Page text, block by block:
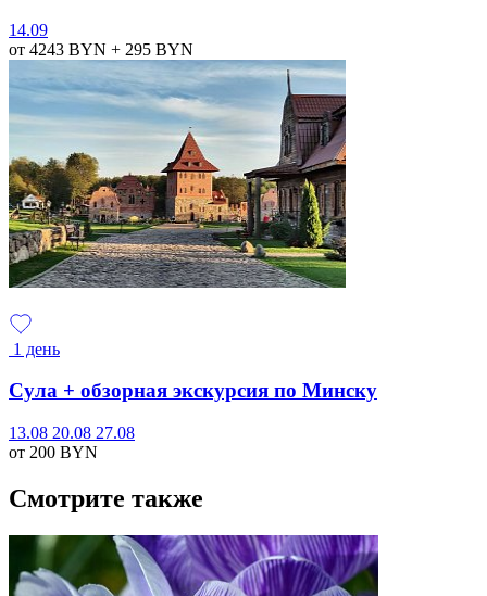
14.09
от 4243 BYN + 295 BYN
1 день
Сула + обзорная экскурсия по Минску
13.08 20.08 27.08
от 200 BYN
Смотрите также